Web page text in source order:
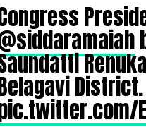
District.